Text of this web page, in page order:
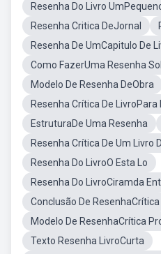
Resenha Do Livro
Resenha Critica DeJornal
Resenha De UmCapitulo De
Como FazerUma Resenha
Modelo De Resenha DeObra
Resenha Crítica De LivroPara
EstruturaDe Uma Resenha
Resenha Crítica De Um Livro
Resenha Do LivroO Esta Lo
Resenha Do LivroCiramda
Conclusão De ResenhaCrítica
Modelo De ResenhaCrítica
Texto Resenha LivroCurta